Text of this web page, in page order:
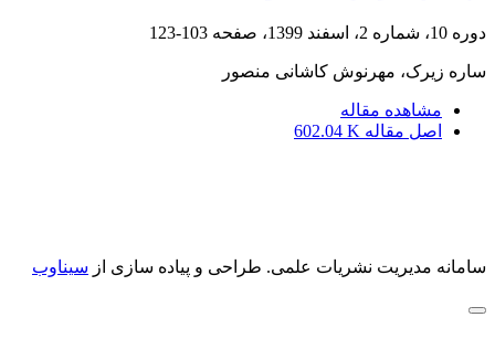
دوره 10، شماره 2، اسفند 1399، صفحه 103-123
ساره زیرک، مهرنوش کاشانی منصور
مشاهده مقاله
اصل مقاله 602.04 K
سامانه مدیریت نشریات علمی. طراحی و پیاده سازی از سیناوب